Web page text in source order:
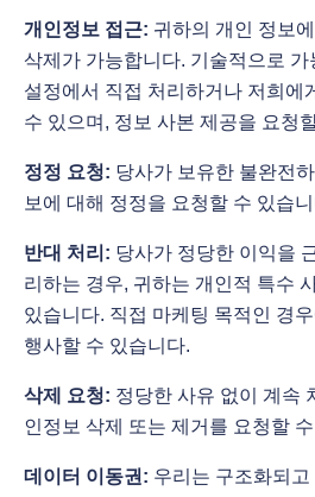
개인정보 접근: 귀하의 개인 정보
삭제가 가능합니다. 기술적으로 가
설정에서 직접 처리하거나 저희에
수 있으며, 정보 사본 제공을 요청
정정 요청: 당사가 보유한 불완전
보에 대해 정정을 요청할 수 있습
반대 처리: 당사가 정당한 이익을
리하는 경우, 귀하는 개인적 특수
있습니다. 직접 마케팅 목적인 경
행사할 수 있습니다.
삭제 요청: 정당한 사유 없이 계속
인정보 삭제 또는 제거를 요청할
데이터 이동권: 우리는 구조화되